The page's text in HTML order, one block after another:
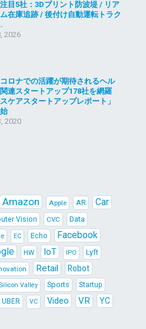
目5社：3Dプリント防波堤 / リア
在庫追跡 / 後付け自動運転トラク
2026
ロナでの活躍が期待されるヘル
連スタートアップ178社を網羅
スケアスタートアップレポート」
2020
Amazon Apple AR Car
Vision CVC
Data
EC Echo Facebook
HW IoT IPO Lyft
Retail Robot
Silicon Valley Sports Startup
UBER VC Video VR YC